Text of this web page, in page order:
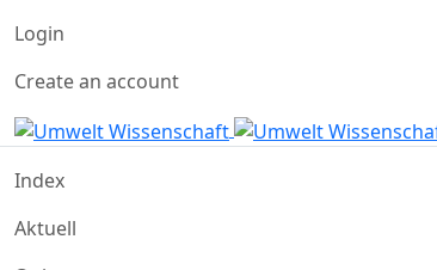
Login
Create an account
Index
Aktuell